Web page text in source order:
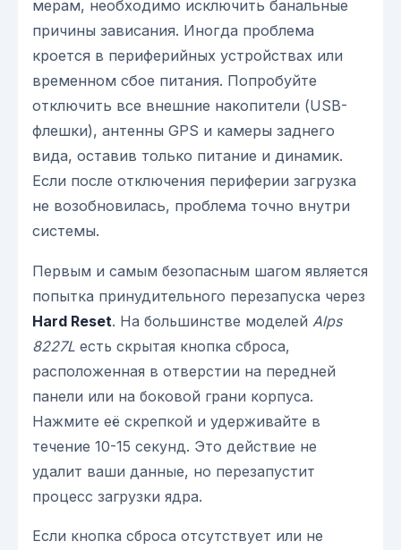
мерам, необходимо исключить банальные
причины зависания. Иногда проблема
кроется в периферийных устройствах или
временном сбое питания. Попробуйте
отключить все внешние накопители (USB-
флешки), антенны GPS и камеры заднего
вида, оставив только питание и динамик.
Если после отключения периферии загрузка
не возобновилась, проблема точно внутри
системы.
Первым и самым безопасным шагом является
попытка принудительного перезапуска через
Hard Reset. На большинстве моделей Alps
8227L есть скрытая кнопка сброса,
расположенная в отверстии на передней
панели или на боковой грани корпуса.
Нажмите её скрепкой и удерживайте в
течение 10-15 секунд. Это действие не
удалит ваши данные, но перезапустит
процесс загрузки ядра.
Если кнопка сброса отсутствует или не